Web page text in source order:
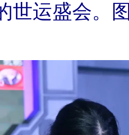
世运盛会。